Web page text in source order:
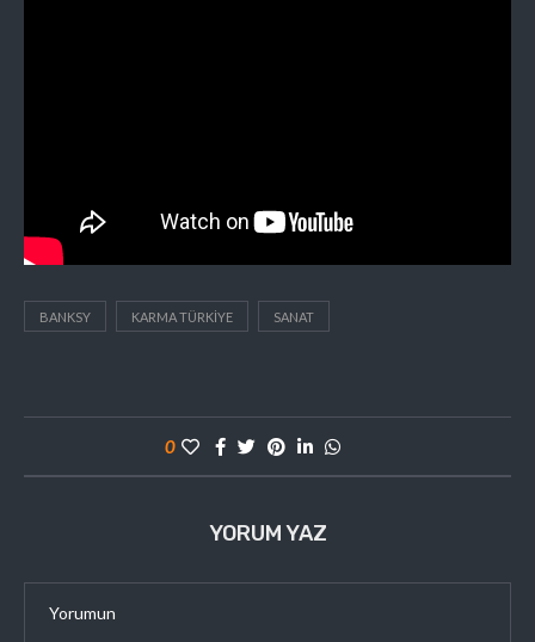
BANKSY KARMA TÜRKIYE SANAT
0
YORUM YAZ